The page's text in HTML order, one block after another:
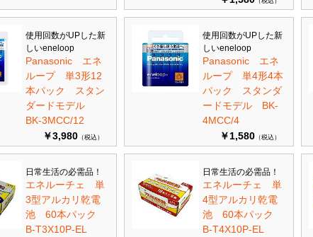
使用回数がUPした新
しいeneloop
Panasonic エネ
ループ 単3形12
本パック スタン
ダードモデル
BK-3MCC/12
￥3,980 （税込）
使用回数がUPした新
しいeneloop
Panasonic エネ
ループ 単4形4本
パック スタンダ
ードモデル BK-
4MCC/4
￥1,580 （税込）
日常生活の必需品！
エネルーチェ 単
3型アルカリ乾電
池 60本パック
B-T3X10P-EL
日常生活の必需品！
エネルーチェ 単
4型アルカリ乾電
池 60本パック
B-T4X10P-EL